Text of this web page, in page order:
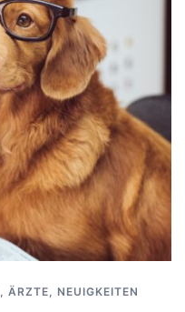
ÄRZTE NEUIGKEITEN